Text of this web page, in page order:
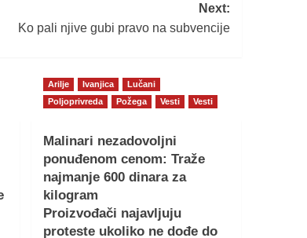
Next:
Ko pali njive gubi pravo na subvencije
Arilje Ivanjica
Lučani
Poljoprivreda
Požega Vesti Vesti
Malinari nezadovoljni
ponuđenom cenom: Traže
najmanje 600 dinara za
kilogram
Proizvođači najavljuju
proteste ukoliko ne dođe do